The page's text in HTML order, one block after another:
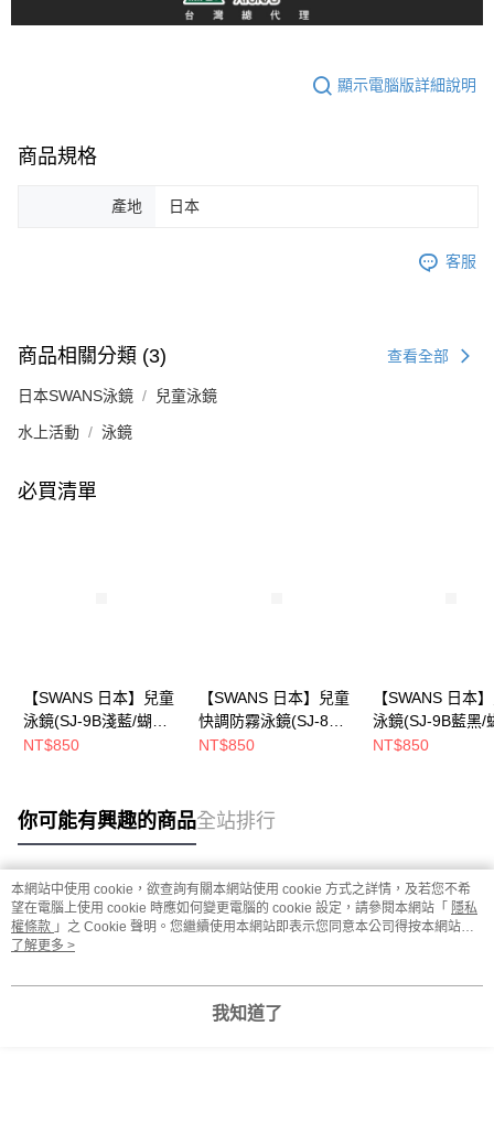
顯示電腦版詳細說明
商品規格
產地 日本
客服
商品相關分類 (3) 查看全部
日本SWANS泳鏡 兒童泳鏡
水上活動 泳鏡
必買清單
【SWANS 日本】兒童
泳鏡(SJ-9B淺藍/蝴蝶
快扣/軟矽膠圈/防霧/抗
NT$850
【SWANS 日本】兒童
快調防霧泳鏡(SJ-8M
橘藍/快調扣/防霧/抗
NT$850
【SWANS 日本
泳鏡(SJ-9B藍黑/
快扣/軟矽膠圈/防
NT$850
你可能有興趣的商品全站排行
熱門標籤
本網站中使用 cookie，欲查詢有關本網站使用 cookie 方式之詳情，及若您不希
望在電腦上使用 cookie 時應如何變更電腦的 cookie 設定，請參閱本網站「 隱私
權條款 」之 Cookie 聲明。您繼續使用本網站即表示您同意本公司得按本網站使
用條款之 Cookie 聲明使用 cookie。
了解更多 >
我知道了